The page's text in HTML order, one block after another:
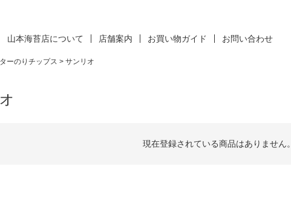
山本海苔店について 店舗案内 お買い物ガイド お問い合わせ
ーのりチップス サンリオ
現在登録されている商品はありません。